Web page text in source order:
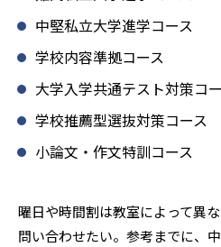
中堅私立大学進学コース
学校内容準拠コース
大学入学共通テスト対策コ
学校推薦型選抜対策コース
小論文・作文特訓コース
曜日や時間割は教室によって異
問い合わせたい。参考までに、